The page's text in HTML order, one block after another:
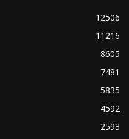
12506
11216
8605
7481
5835
4592
2593